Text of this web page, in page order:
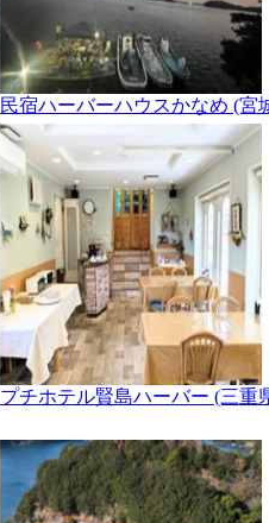
民宿ハーバーハウスかなめ (宮
プチホテル賢島ハーバー (三重